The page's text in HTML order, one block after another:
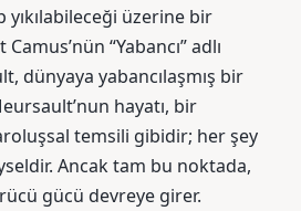
yıkılabileceği üzerine bir
“Yabancı” adlı
dünyaya yabancılaşmış bir
hayatı, bir
temsili gibidir; her şey
Ancak tam bu noktada,
gücü devreye girer.